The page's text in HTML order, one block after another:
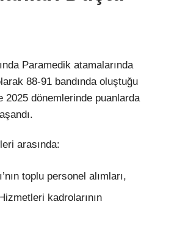
Paramedik atamalarında
88-91 bandında oluştuğu
2025 dönemlerinde puanlarda
arasında:
toplu personel alımları,
kadrolarının